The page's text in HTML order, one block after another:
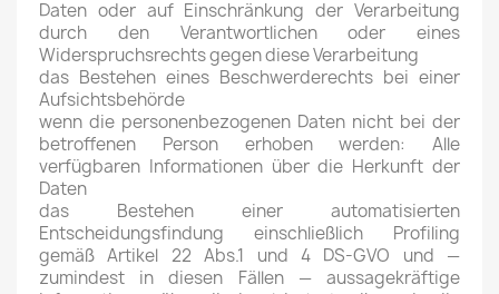
Daten oder auf Einschränkung der Verarbeitung
durch den Verantwortlichen oder eines
Widerspruchsrechts gegen diese Verarbeitung
das Bestehen eines Beschwerderechts bei einer
Aufsichtsbehörde
wenn die personenbezogenen Daten nicht bei der
betroffenen Person erhoben werden: Alle
verfügbaren Informationen über die Herkunft der
Daten
das Bestehen einer automatisierten
Entscheidungsfindung einschließlich Profiling
gemäß Artikel 22 Abs.1 und 4 DS-GVO und —
zumindest in diesen Fällen — aussagekräftige